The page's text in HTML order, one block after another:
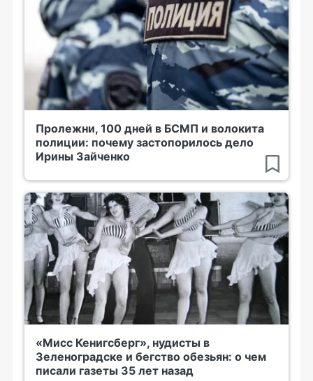
Пролежни, 100 дней в БСМП и волокита
полиции: почему застопорилось дело
Ирины Зайченко
«Мисс Кенигсберг», нудисты в
Зеленоградске и бегство обезьян: о чем
писали газеты 35 лет назад